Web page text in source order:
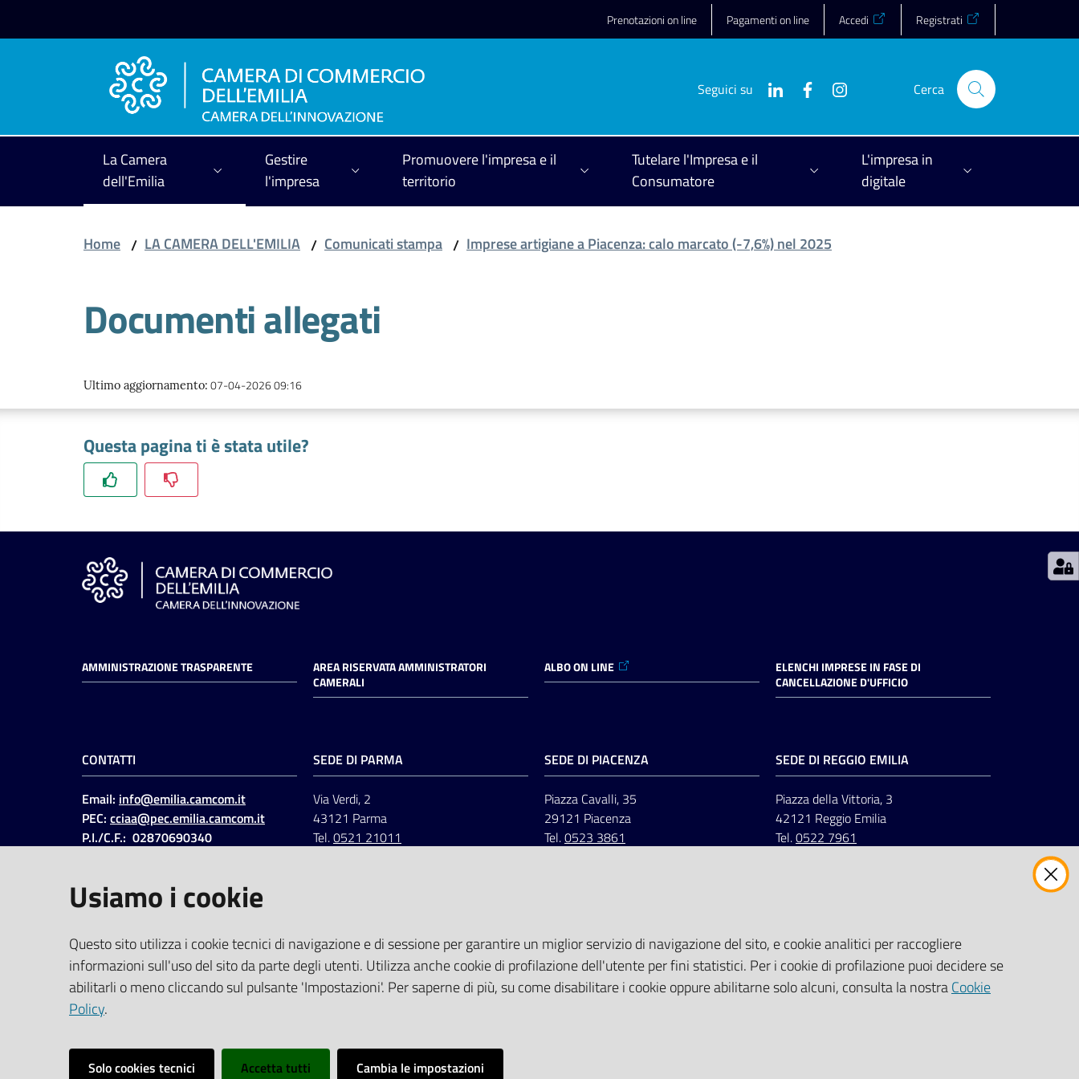
Prenotazioni on line Pagamenti on line Accedi Registrati
Seguici su Cerca
La Camera
dell'Emilia
Gestire
l'impresa
Promuovere l'impresa e il
territorio
Tutelare l'Impresa e il
Consumatore
L'impresa in
digitale
Home / LA CAMERA DELL'EMILIA / Comunicati stampa / Imprese artigiane a Piacenza: calo marcato (-7,6%) nel 2025
Documenti allegati
Ultimo aggiornamento: 07-04-2026 09:16
Questa pagina ti è stata utile?
AMMINISTRAZIONE TRASPARENTE
AREA RISERVATA AMMINISTRATORI
CAMERALI
ALBO ON LINE
ELENCHI IMPRESE IN FASE DI
CANCELLAZIONE D'UFFICIO
CONTATTI
Email: info@emilia.camcom.it
PEC: cciaa@pec.emilia.camcom.it
P.I./C.F.: 02870690340
Codice IPA: ccem
SEDE DI PARMA
Via Verdi, 2
43121 Parma
Tel.0521 21011
SEDE DI PIACENZA
Piazza Cavalli, 35
29121 Piacenza
Tel.0523 3861
SEDE DI REGGIO EMILIA
Piazza della Vittoria, 3
42121 Reggio Emilia
Tel.0522 7961
SOCIAL
LinkedinFacebookInstagram
Usiamo i cookie
Questo sito utilizza i cookie tecnici di navigazione e di sessione per garantire un miglior servizio di navigazione del sito, e cookie analitici per raccogliere
informazioni sull'uso del sito da parte degli utenti. Utilizza anche cookie di profilazione dell'utente per fini statistici. Per i cookie di profilazione puoi decidere se
abilitarli o meno cliccando sul pulsante 'Impostazioni'. Per saperne di più, su come disabilitare i cookie oppure abilitarne solo alcuni, consulta la nostraCookie
Policy.
Solo cookies tecnici Accetta tutti Cambia le impostazioni